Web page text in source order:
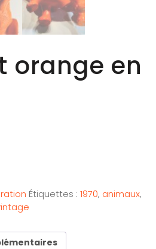
orange en
Étiquettes : 1970, animaux,